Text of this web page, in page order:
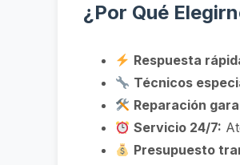
¿Por Qué
Respuesta
Técnicos
Reparación
Servicio 24/7:
Presupuesto